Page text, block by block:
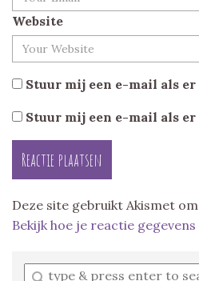
Website
Stuur mij een e-mail als
Stuur mij een e-mail als
Deze site gebruikt Akismet
Bekijk hoe je reactie
Enter